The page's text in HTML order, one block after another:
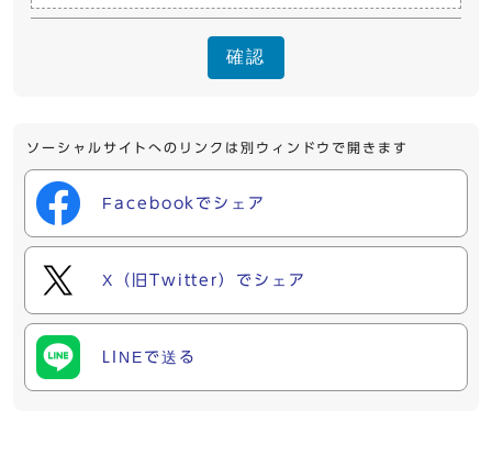
確認
ソーシャルサイトへのリンクは別ウィンドウで開きます
Facebookでシェア
X（旧Twitter）でシェア
LINEで送る